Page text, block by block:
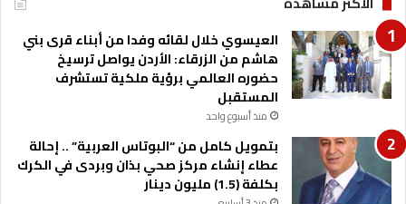
ل
م
ي
ل
ل
ل
ا
ا
العيسوي خلال لقائه وفدا من أبناء قرى بني
هاشم من الزرقاء: الأردن يواصل ترسيخ
حضوره العالمي برؤية ملكية تستشرف
المستقبل
منذ أسبوع واحد
بتمويل كامل من “البوتاس العربية” .. إحالة
عطاء إنشاء مركز صحي بذان وبردى في الكرك
بكلفة (1.5) مليون دينار